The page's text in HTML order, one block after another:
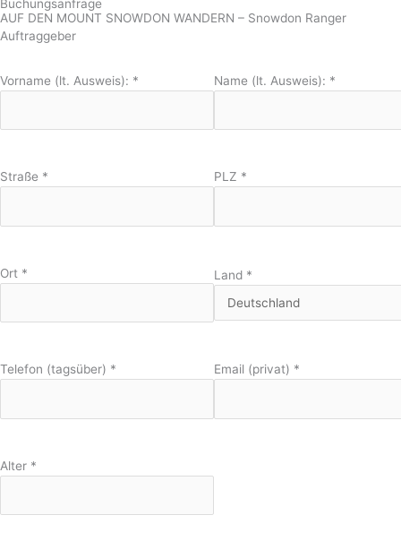
Buchungsanfrage
AUF DEN MOUNT SNOWDON WANDERN – Snowdon Ranger
Auftraggeber
Vorname (lt. Ausweis): * Name (lt. Ausweis): *
Straße * PLZ *
Ort * Land *
Telefon (tagsüber) * Email (privat) *
Alter *